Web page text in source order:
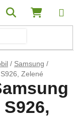
Hľadať
/ Samsung /
Zelené